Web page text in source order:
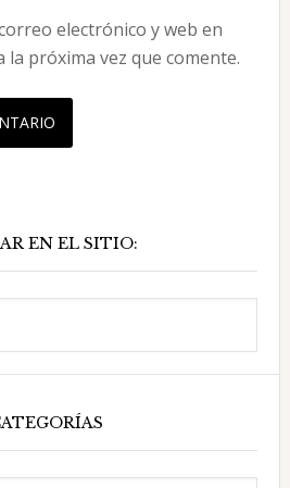
electrónico y web en
próxima vez que comente.
EN EL SITIO: